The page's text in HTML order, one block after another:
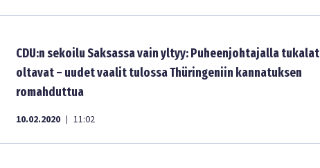
CDU:n sekoilu Saksassa vain yltyy: Puheenjohtajalla tukalat
oltavat – uudet vaalit tulossa Thüringeniin kannatuksen
romahduttua
10.02.2020 | 11:02